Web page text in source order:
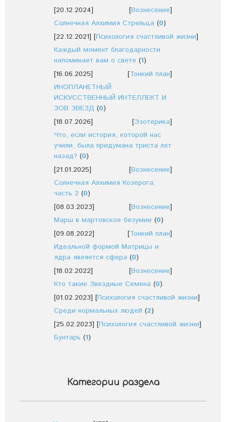
[20.12.2024] [Вознесение]
Солнечная Алхимия Стрельца (0)
[22.12.2021] [Психология счастливой жизни]
Каждый момент благодарности
напоминает вам о свете (1)
[16.06.2025]
[Тонкий план]
ИНОПЛАНЕТНЫЙ
ИСКУССТВЕННЫЙ ИНТЕЛЛЕКТ И
ЗОВ ЗВЕЗД (0)
[18.07.2026]
[Эзотерика]
Что, если история, которой нас
учили, была придумана триста лет
назад? (0)
[21.01.2025]
[Вознесение]
Солнечная Алхимия Козерога,
часть 2 (0)
[08.03.2023]
[Вознесение]
Марш в мартовское безумие (0)
[09.08.2022]
[Тонкий план]
Идеальной формой Матрицы и
ядра является сфера (0)
[18.02.2022]
[Вознесение]
Кто такие Звездные Семена (0)
[01.02.2023] [Психология счастливой жизни]
Среди нормальных людей (2)
[25.02.2023] [Психология счастливой жизни]
Бунтарь (1)
Категории раздела